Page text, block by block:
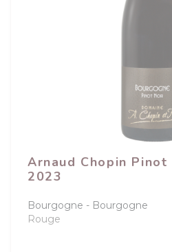
Arnaud Chopin
2023
Bourgogne
Bourgogne
Rouge